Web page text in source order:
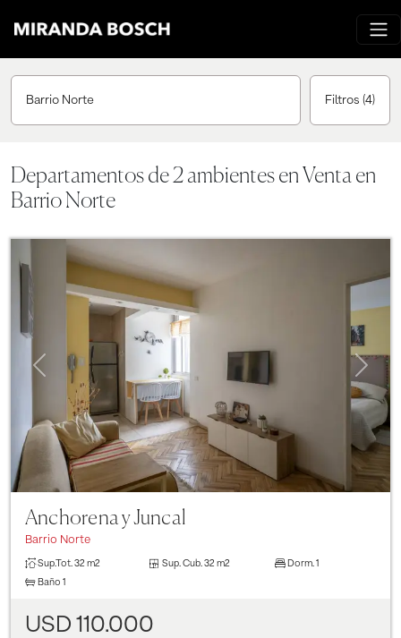
Barrio Norte Filtros (4)
Departamentos de 2 ambientes en Venta en
Barrio Norte
Previous Next
Anchorena y Juncal
Barrio Norte
Sup.Tot. 32 m2 Sup. Cub. 32 m2 Dorm. 1
Baño 1
USD 110.000